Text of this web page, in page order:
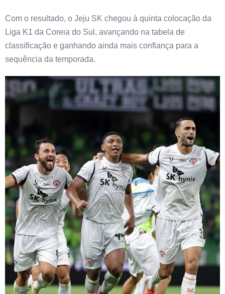
Com o resultado, o Jeju SK chegou à quinta colocação da
Liga K1 da Coreia do Sul, avançando na tabela de
classificação e ganhando ainda mais confiança para a
sequência da temporada.